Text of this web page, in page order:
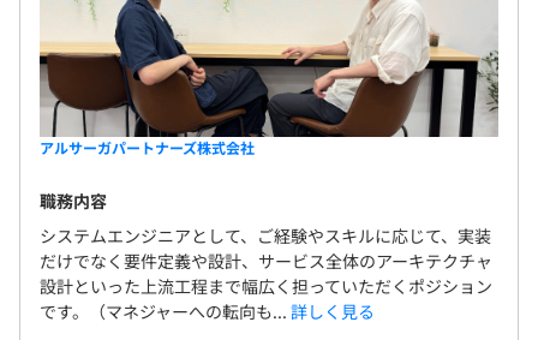
アルサーガパートナーズ株式会社
職務内容
​​システムエンジニアとして、ご経験やスキルに応じて、実装
だけでなく要件定義や設計、サービス全体のアーキテクチャ
設計といった上流工程まで幅広く担っていただくポジション
です。（マネジャーへの転向も... 詳しく見る